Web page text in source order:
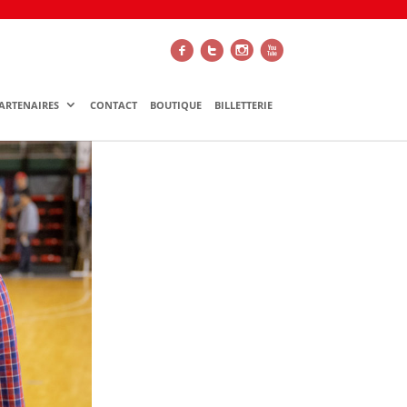
f t i x
CONTACT BOUTIQUE BILLETTERIE